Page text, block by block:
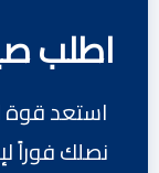
اطلب
استعد قوة
نصلك فوراً